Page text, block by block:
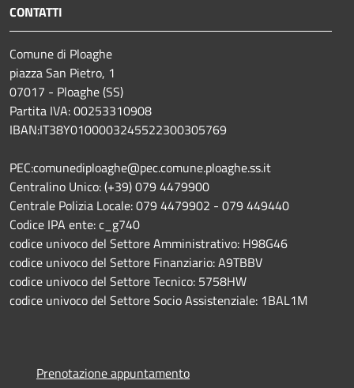
CONTATTI
Comune di Ploaghe
piazza San Pietro, 1
07017 - Ploaghe (SS)
Partita IVA: 00253310908
IBAN:IT38Y0100003245522300305769
PEC:comunediploaghe@pec.comune.ploaghe.ss.it
Centralino Unico: (+39) 079 4479900
Centrale Polizia Locale: 079 4479902 - 079 449440
Codice IPA ente: c_g740
codice univoco del Settore Amministrativo: H98G46
codice univoco del Settore Finanziario: A9TBBV
codice univoco del Settore Tecnico: 5758HW
codice univoco del Settore Socio Assistenziale: 1BAL1M
Prenotazione appuntamento